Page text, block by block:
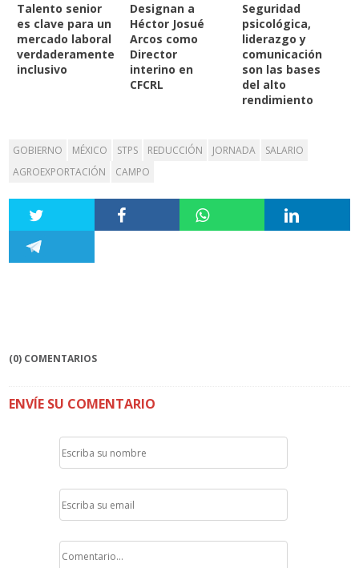
Talento senior
es clave para un
mercado laboral
verdaderamente
inclusivo
Designan a
Héctor Josué
Arcos como
Director
interino en
CFCRL
Seguridad
psicológica,
liderazgo y
comunicación
son las bases
del alto
rendimiento
GOBIERNO MÉXICO STPS REDUCCIÓN JORNADA
SALARIO
AGROEXPORTACIÓN
CAMPO
(0) COMENTARIOS
ENVÍE SU COMENTARIO